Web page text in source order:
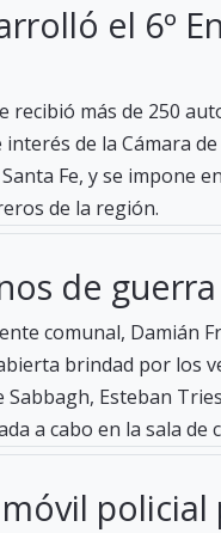
el 6º
recibió más de 250
interés de la Cámara
Fe, y se impone
de la región.
de guerra
comunal, Damián
brindad por los
Sabbagh, Esteban
a cabo en la sala de
policial